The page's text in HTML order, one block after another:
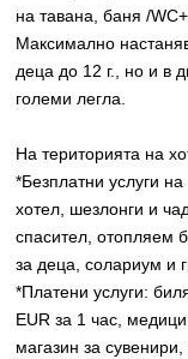
на тавана, баня /
Максимално
деца до 12 г., но и в
големи легла.
На територията на
*Безплатни услуги
хотел, шезлонги и
спасител, отопляем
за деца, солариум и
*Платени услуги:
EUR за 1 час,
магазин за